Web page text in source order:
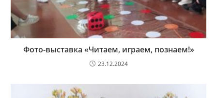
Фото-выставка «Читаем, играем, познаем!»
23.12.2024